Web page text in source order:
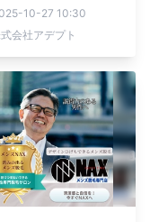
仕上げを
10-27 10:30
会社アデプト